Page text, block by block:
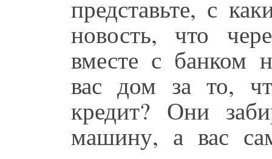
представьте, с
новость, что
вместе с банком
вас дом за то,
кредит? Они
машину, а вас